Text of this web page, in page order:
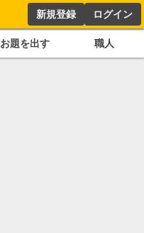
新規登録 ログイン
お題を出す 職人